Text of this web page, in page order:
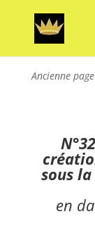
Ancienne
sous
en